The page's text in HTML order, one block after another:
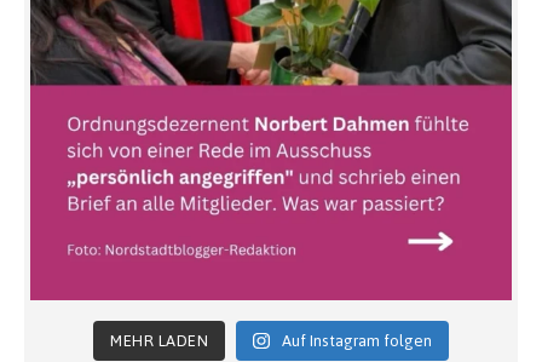
MEHR LADEN Auf Instagram folgen